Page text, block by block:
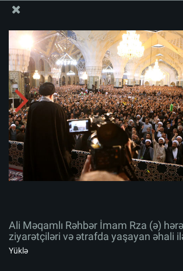
Ali Məqamlı Rəhbər İmam Rza (ə)
və ətrafda yaşayan əhali ilə görüşdü
Ali Məqamlı Rəhbər İmam Rza (ə)
ziyarətçiləri və ətrafda yaşayan əhali
Yüklə